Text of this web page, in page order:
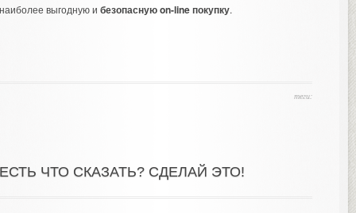
выгодную и безопасную on-line покупку.
теги:
ЧТО СКАЗАТЬ? СДЕЛАЙ ЭТО!